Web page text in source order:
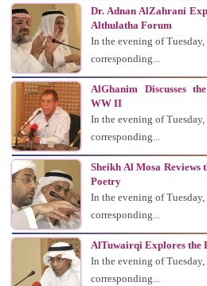
Dr. Adnan AlZahrani
Althulatha Forum
In the evening of
corresponding...
AlGhanim Discusses
WW II
In the evening of
corresponding...
Sheikh Al Mosa Reviews
Poetry
In the evening of
corresponding...
AlTuwairqi Explores the
In the evening of
corresponding...